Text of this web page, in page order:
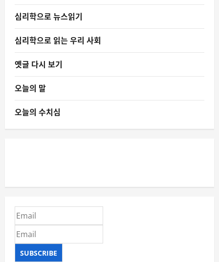
심리학으로 뉴스읽기
심리학으로 읽는 우리 사회
옛글 다시 보기
오늘의 말
오늘의 수치심
SUBSCRIBE